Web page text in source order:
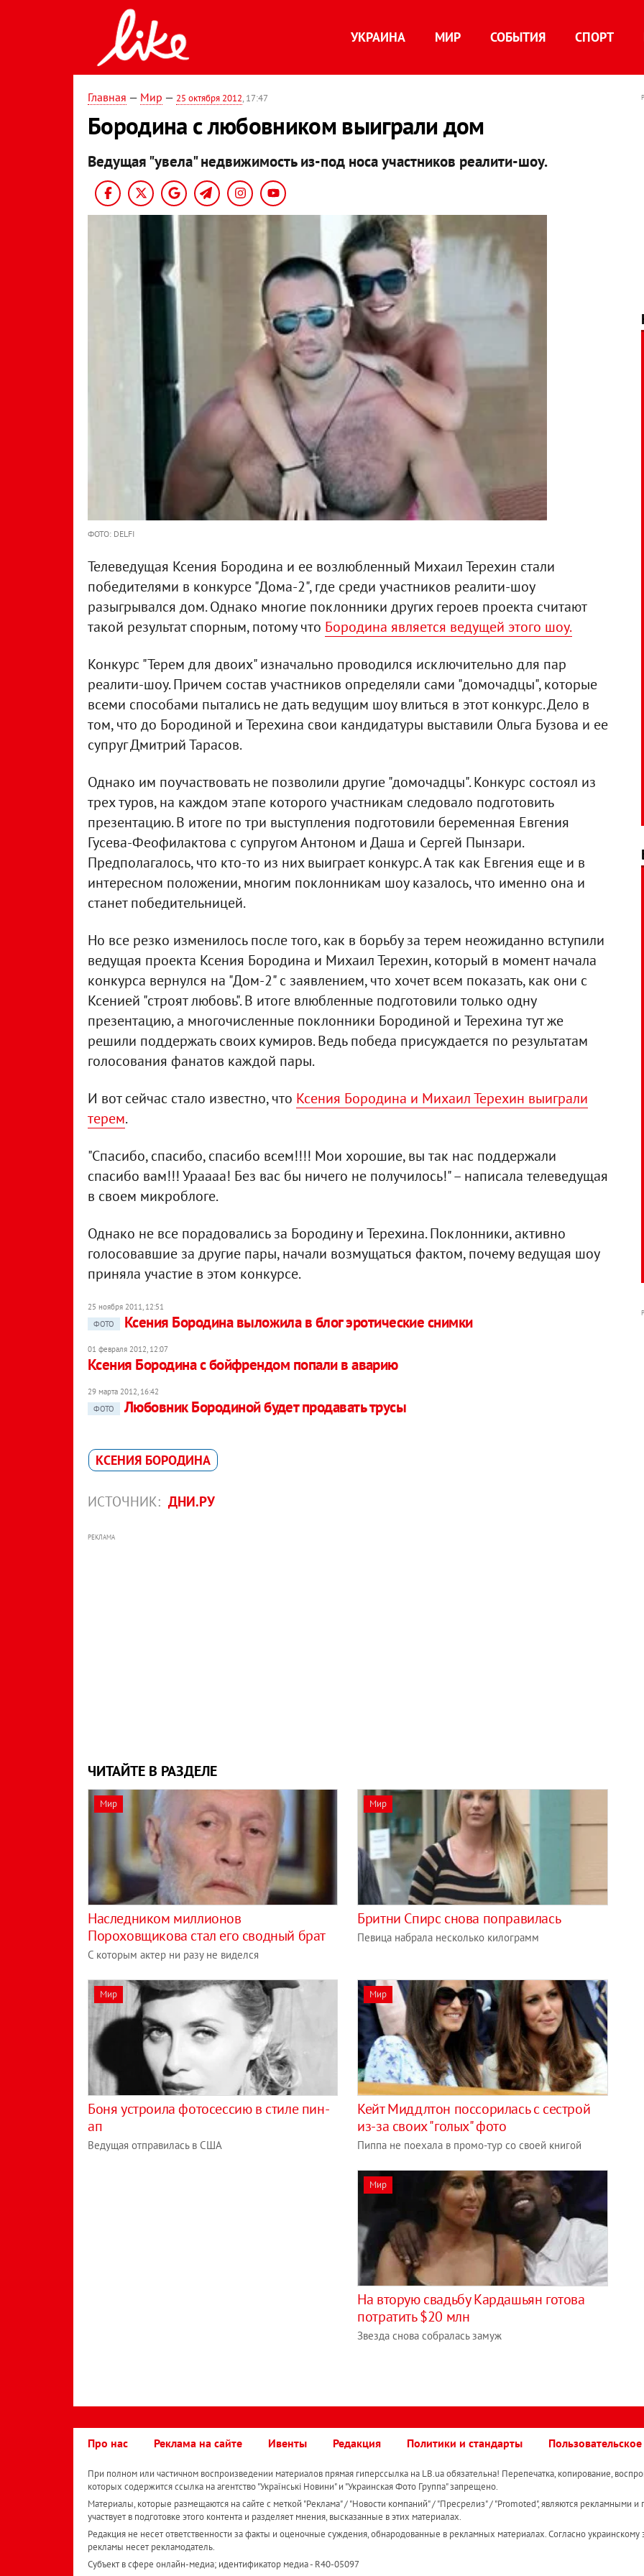
УКРАИНА МИР СОБЫТИЯ СПОРТ
Главная — Мир — 25 октября 2012, 17:47
Бородина с любовником выиграли дом
Ведущая "увела" недвижимость из-под носа участников реалити-шоу.
ФОТО: DELFI
Телеведущая Ксения Бородина и ее возлюбленный Михаил Терехин стали
победителями в конкурсе "Дома-2", где среди участников реалити-шоу
разыгрывался дом. Однако многие поклонники других героев проекта считают
такой результат спорным, потому что Бородина является ведущей этого шоу.
Конкурс "Терем для двоих" изначально проводился исключительно для пар
реалити-шоу. Причем состав участников определяли сами "домочадцы", которые
всеми способами пытались не дать ведущим шоу влиться в этот конкурс. Дело в
том, что до Бородиной и Терехина свои кандидатуры выставили Ольга Бузова и ее
супруг Дмитрий Тарасов.
Однако им поучаствовать не позволили другие "домочадцы". Конкурс состоял из
трех туров, на каждом этапе которого участникам следовало подготовить
презентацию. В итоге по три выступления подготовили беременная Евгения
Гусева-Феофилактова с супругом Антоном и Даша и Сергей Пынзари.
Предполагалось, что кто-то из них выиграет конкурс. А так как Евгения еще и в
интересном положении, многим поклонникам шоу казалось, что именно она и
станет победительницей.
Но все резко изменилось после того, как в борьбу за терем неожиданно вступили
ведущая проекта Ксения Бородина и Михаил Терехин, который в момент начала
конкурса вернулся на "Дом-2" с заявлением, что хочет всем показать, как они с
Ксенией "строят любовь". В итоге влюбленные подготовили только одну
презентацию, а многочисленные поклонники Бородиной и Терехина тут же
решили поддержать своих кумиров. Ведь победа присуждается по результатам
голосования фанатов каждой пары.
И вот сейчас стало известно, что Ксения Бородина и Михаил Терехин выиграли
терем.
"Спасибо, спасибо, спасибо всем!!!! Мои хорошие, вы так нас поддержали
спасибо вам!!! Ураааа! Без вас бы ничего не получилось!" – написала телеведущая
в своем микроблоге.
Однако не все порадовались за Бородину и Терехина. Поклонники, активно
голосовавшие за другие пары, начали возмущаться фактом, почему ведущая шоу
приняла участие в этом конкурсе.
25 ноября 2011, 12:51
ФОТО
Ксения Бородина выложила в блог эротические снимки
01 февраля 2012, 12:07
Ксения Бородина с бойфрендом попали в аварию
29 марта 2012, 16:42
ФОТО
Любовник Бородиной будет продавать трусы
КСЕНИЯ БОРОДИНА
ИСТОЧНИК: ДНИ.РУ
РЕКЛАМА
ЧИТАЙТЕ В РАЗДЕЛЕ
Мир
Наследником миллионов
Пороховщикова стал его сводный брат
С которым актер ни разу не виделся
Мир
Бритни Спирс снова поправилась
Певица набрала несколько килограмм
Мир
Боня устроила фотосессию в стиле пин-
ап
Ведущая отправилась в США
Мир
Кейт Миддлтон поссорилась с сестрой
из-за своих "голых" фото
Пиппа не поехала в промо-тур со своей книгой
Мир
На вторую свадьбу Кардашьян готова
потратить $20 млн
Звезда снова собралась замуж
Про нас Реклама на сайте Ивенты Редакция Политики и стандарты
При полном или частичном воспроизведении материалов прямая гиперссылка на LB.ua обязательна! Перепечатка, копирование,
которых содержится ссылка на агентство "Українськi Новини" и "Украинская Фото Группа" запрещено.
Материалы, которые размещаются на сайте с меткой "Реклама" / "Новости компаний" / "Пресрелиз" / "Promoted", являются рекламными и
участвует в подготовке этого контента и разделяет мнения, высказанные в этих материалах.
Редакция не несет ответственности за факты и оценочные суждения, обнародованные в рекламных материалах. Согласно украинскому
рекламы несет рекламодатель.
Субъект в сфере онлайн-медиа; идентификатор медиа - R40-05097